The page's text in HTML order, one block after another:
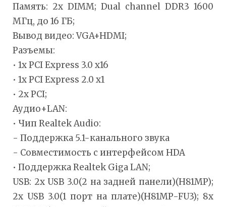
Память: 2x DIMM; Dual channel DDR3 1600
МГц, до 16 ГБ;
Вывод видео: VGA+HDMI;
Разъемы:
• 1x PCI Express 3.0 x16
• 1x PCI Express 2.0 x1
• 2x PCI;
Аудио+LAN:
• Чип Realtek Audio:
- Поддержка 5.1-канального звука
- Совместимость с интерфейсом HDA
• Поддержка Realtek Giga LAN;
USB: 2x USB 3.0(2 на задней панели)(H81MP);
2x USB 3.0(1 порт на плате)(H81MP-FU3); 8x